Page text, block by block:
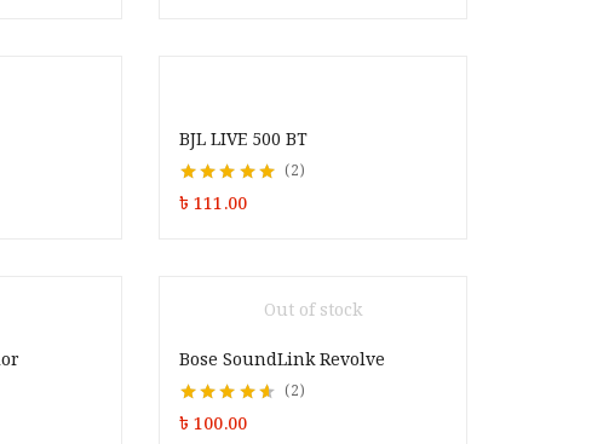
BJL LIVE 500 BT
Rated 5.00out of
5
2
৳ 111.00
Out of stock
Bose SoundLink Revolve
Rated 4.50out
of 5
2
৳ 100.00